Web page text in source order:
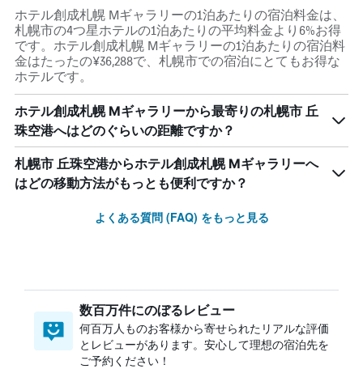
ホテル創成札幌 Mギャラリーの1泊あたりの宿泊料金は、
札幌市の4つ星ホテルの1泊あたりの平均料金より6%お得
です。ホテル創成札幌 Mギャラリーの1泊あたりの宿泊料
金はたったの¥36,288で、札幌市での宿泊にとてもお得な
ホテルです。
ホテル創成札幌 Mギャラリーから最寄りの札幌市 丘
珠空港へはどのぐらいの距離ですか？
札幌市 丘珠空港からホテル創成札幌 Mギャラリーへ
はどの移動方法がもっとも便利ですか？
よくある質問 (FAQ) をもっと見る
数百万件にのぼるレビュー
何百万人ものお客様から寄せられたリアルな評価
とレビューがあります。安心して理想の宿泊先を
ご予約ください！